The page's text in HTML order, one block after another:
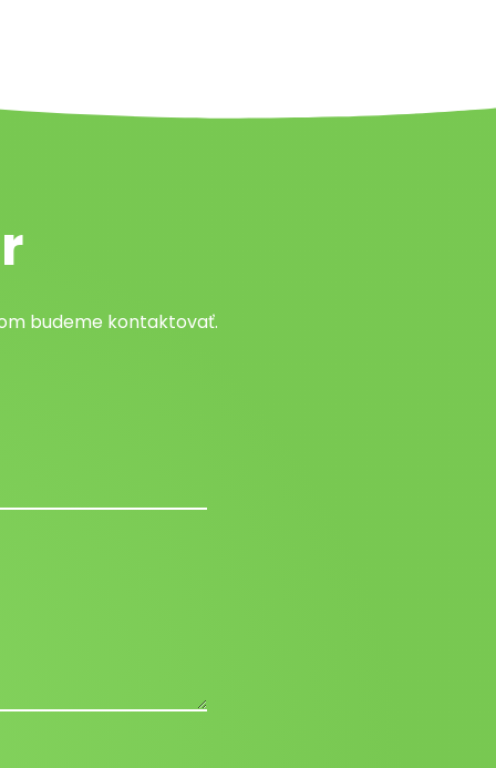
budeme kontaktovať.